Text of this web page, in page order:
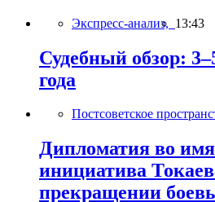
Экспресс-анализ, 13:43
Судебный обзор:
года
Постсоветское
Дипломатия во
инициатива
прекращении